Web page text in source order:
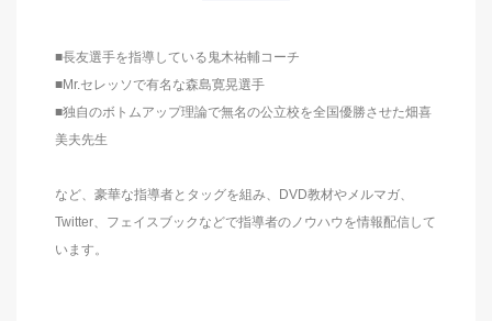
■長友選手を指導している鬼木祐輔コーチ
■Mr.セレッソで有名な森島寛晃選手
■独自のボトムアップ理論で無名の公立校を全国優勝させた畑喜
美夫先生
など、豪華な指導者とタッグを組み、DVD教材やメルマガ、
Twitter、フェイスブックなどで指導者のノウハウを情報配信して
います。